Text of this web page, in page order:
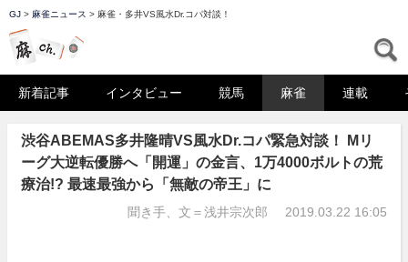
GJ > 麻雀ニュース > 麻雀・多井VS風水Dr.コパ対談！
新着記事 インタビュー 競馬 麻雀 連載
渋谷ABEMAS多井隆晴VS風水Dr.コパ緊急対談！ Mリ
ーグ大逆転優勝へ「開運」の金言、1万4000ボルトの荒
療治!? 最速最強から「無敵の帝王」に
聞き手、文＝浅井宗次郎 2019.03.22 16:05